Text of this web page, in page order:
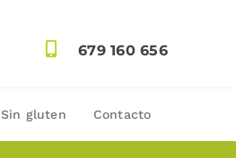
679 160 656
Sin gluten Contacto